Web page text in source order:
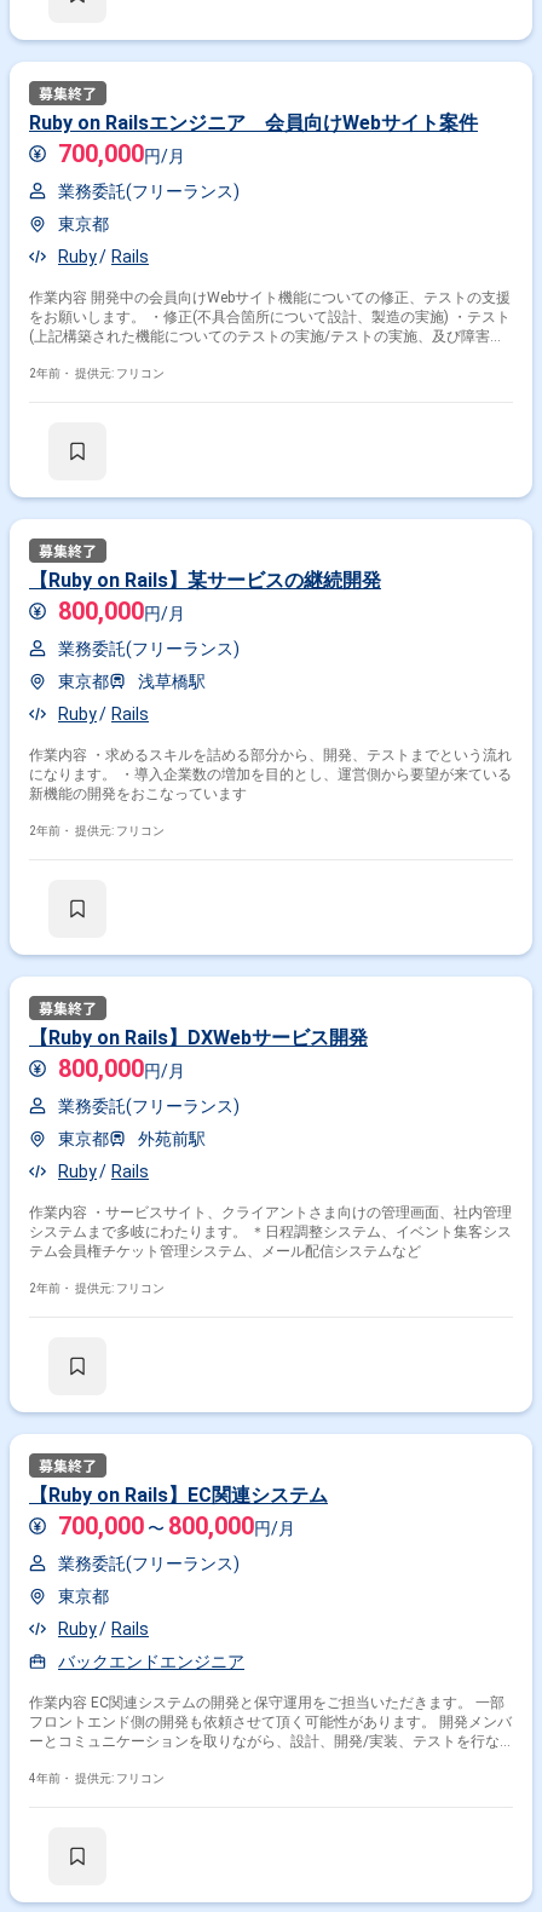
Ruby on Railsエンジニア 会員向けWebサイト案件
700,000円/月
業務委託(フリーランス)
東京都
Ruby
Rails
作業内容 開発中の会員向けWebサイト機能についての修正、テストの支援
をお願いします。 ・修正(不具合箇所について設計、製造の実施) ・テスト
(上記構築された機能についてのテストの実施/テストの実施、及び障害票
2年前・ 提供元: フリコン
【Ruby on Rails】某サービスの継続開発
800,000円/月
業務委託(フリーランス)
東京都
浅草橋駅
Ruby
Rails
作業内容 ・求めるスキルを詰める部分から、開発、テストまでという流れ
になります。 ・導入企業数の増加を目的とし、運営側から要望が来ている
新機能の開発をおこなっています
2年前・ 提供元: フリコン
【Ruby on Rails】DXWebサービス開発
800,000円/月
業務委託(フリーランス)
東京都
外苑前駅
Ruby
Rails
作業内容 ・サービスサイト、クライアントさま向けの管理画面、社内管理
システムまで多岐にわたります。 ＊日程調整システム、イベント集客シス
テム会員権チケット管理システム、メール配信システムなど
2年前・ 提供元: フリコン
【Ruby on Rails】EC関連システム
700,000 〜 800,000円/月
業務委託(フリーランス)
東京都
Ruby
Rails
バックエンドエンジニア
作業内容 EC関連システムの開発と保守運用をご担当いただきます。 一部
フロントエンド側の開発も依頼させて頂く可能性があります。 開発メンバ
ーとコミュニケーションを取りながら、設計、開発/実装、テストを行な
4年前・ 提供元: フリコン